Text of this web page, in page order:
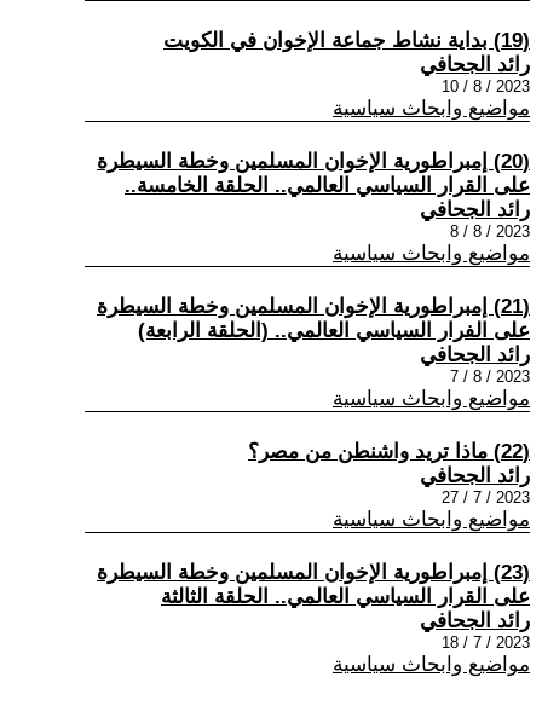
(19) بداية نشاط جماعة الإخوان في الكويت
رائد الجحافي
2023 / 8 / 10
مواضيع وابحاث سياسية
(20) إمبراطورية الإخوان المسلمين وخطة السيطرة
على القرار السياسي العالمي.. الحلقة الخامسة..
رائد الجحافي
2023 / 8 / 8
مواضيع وابحاث سياسية
(21) إمبراطورية الإخوان المسلمين وخطة السيطرة
على الفرار السياسي العالمي.. (الحلقة الرابعة)
رائد الجحافي
2023 / 8 / 7
مواضيع وابحاث سياسية
(22) ماذا تريد واشنطن من مصر؟
رائد الجحافي
2023 / 7 / 27
مواضيع وابحاث سياسية
(23) إمبراطورية الإخوان المسلمين وخطة السيطرة
على القرار السياسي العالمي.. الحلقة الثالثة
رائد الجحافي
2023 / 7 / 18
مواضيع وابحاث سياسية